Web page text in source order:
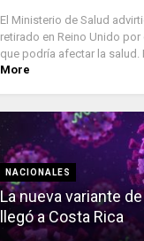
El Ministerio de Salud
retirado en Reino Unido
que podría afectar la salud.
More
NACIONALES
La nueva variante
llegó a Costa Rica